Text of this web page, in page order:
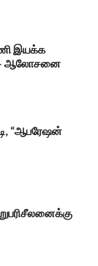
இயக்க
– ஆலோசனை
“ஆபரேஷன்